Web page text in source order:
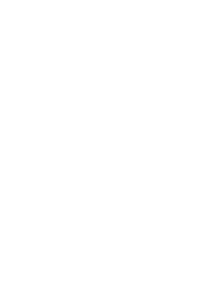
Thiết kế cần gạt tiện
Một nút bấm xoay